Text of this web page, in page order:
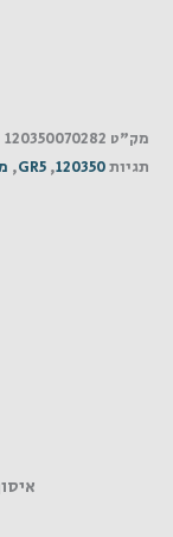
מק"ט 120350070282
תגיות120350
,
GR5
,